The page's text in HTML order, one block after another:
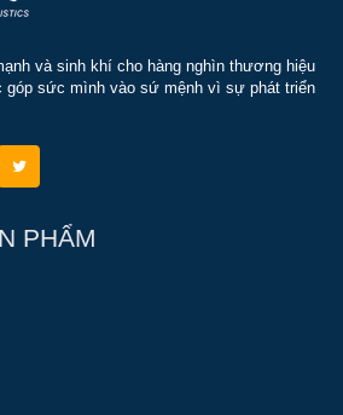
và sinh khí cho hàng nghìn thương hiệu
góp sức mình vào sứ mệnh vì sự phát triển
PHẨM